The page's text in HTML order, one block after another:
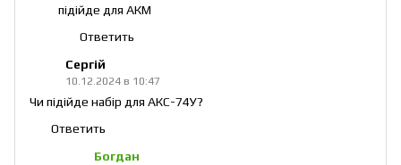
підійде для АКМ
Ответить
Сергій
10.12.2024 в 10:47
Чи підійде набір для АКC-74У?
Ответить
Богдан